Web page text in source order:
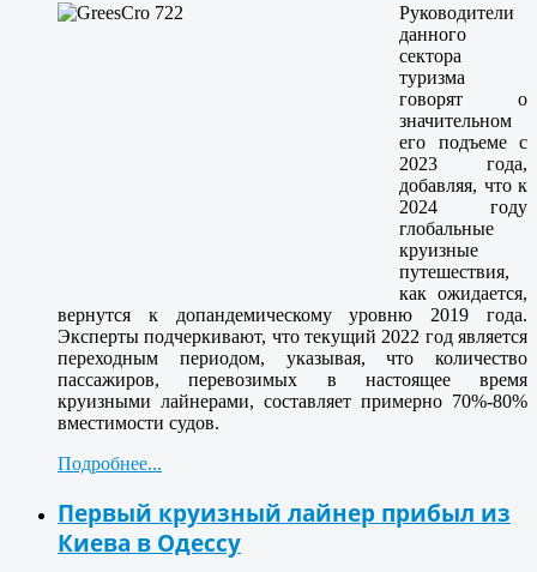
Руководители
данного
сектора
туризма
говорят о
значительном
его подъеме с
2023 года,
добавляя, что к
2024 году
глобальные
круизные
путешествия,
как ожидается,
вернутся к допандемическому уровню 2019 года.
Эксперты подчеркивают, что текущий 2022 год является
переходным периодом, указывая, что количество
пассажиров, перевозимых в настоящее время
круизными лайнерами, составляет примерно 70%-80%
вместимости судов.
Подробнее...
Первый круизный лайнер прибыл из
Киева в Одессу